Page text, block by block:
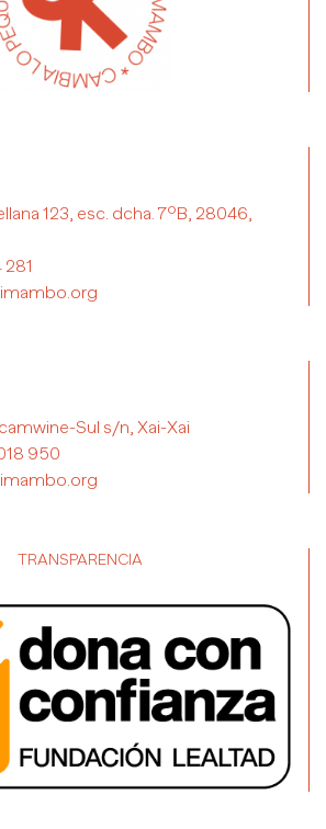
123, esc. dcha. 7ºB, 28046,
281
Sul s/n, Xai-Xai
950
TRANSPARENCIA